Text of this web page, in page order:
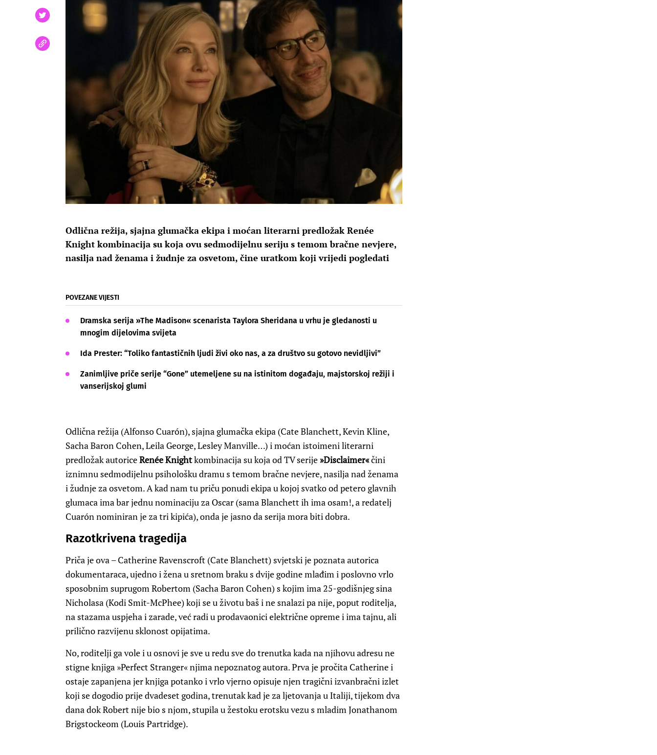
Odlična režija, sjajna glumačka ekipa i moćan literarni predložak Renée
Knight kombinacija su koja ovu sedmodijelnu seriju s temom bračne nevjere,
nasilja nad ženama i žudnje za osvetom, čine uratkom koji vrijedi pogledati
POVEZANE VIJESTI
Dramska serija »The Madison« scenarista Taylora Sheridana u vrhu je gledanosti u
mnogim dijelovima svijeta
Ida Prester: “Toliko fantastičnih ljudi živi oko nas, a za društvo su gotovo nevidljivi”
Zanimljive priče serije “Gone” utemeljene su na istinitom događaju, majstorskoj režiji i
vanserijskoj glumi
Odlična režija (Alfonso Cuarón), sjajna glumačka ekipa (Cate Blanchett, Kevin Kline,
Sacha Baron Cohen, Leila George, Lesley Manville…) i moćan istoimeni literarni
predložak autoriceRenée Knightkombinacija su koja od TV serije »Disclaimer«čini
iznimnu sedmodijelnu psihološku dramu s temom bračne nevjere, nasilja nad ženama
i žudnje za osvetom. A kad nam tu priču ponudi ekipa u kojoj svatko od petero glavnih
glumaca ima bar jednu nominaciju za Oscar (sama Blanchett ih ima osam!, a redatelj
Cuarón nominiran je za tri kipića), onda je jasno da serija mora biti dobra.
Razotkrivena tragedija
Priča je ova – Catherine Ravenscroft (Cate Blanchett) svjetski je poznata autorica
dokumentaraca, ujedno i žena u sretnom braku s dvije godine mlađim i poslovno vrlo
sposobnim suprugom Robertom (Sacha Baron Cohen) s kojim ima 25-godišnjeg sina
Nicholasa (Kodi Smit-McPhee) koji se u životu baš i ne snalazi pa nije, poput roditelja,
na stazama uspjeha i zarade, već radi u prodavaonici električne opreme i ima tajnu, ali
prilično razvijenu sklonost opijatima.
No, roditelji ga vole i u osnovi je sve u redu sve do trenutka kada na njihovu adresu ne
stigne knjiga »Perfect Stranger« njima nepoznatog autora. Prva je pročita Catherine i
ostaje zapanjena jer knjiga potanko i vrlo vjerno opisuje njen tragični izvanbračni izlet
koji se dogodio prije dvadeset godina, trenutak kad je za ljetovanja u Italiji, tijekom dva
dana dok Robert nije bio s njom, stupila u žestoku erotsku vezu s mladim Jonathanom
Brigstockeom (Louis Partridge).